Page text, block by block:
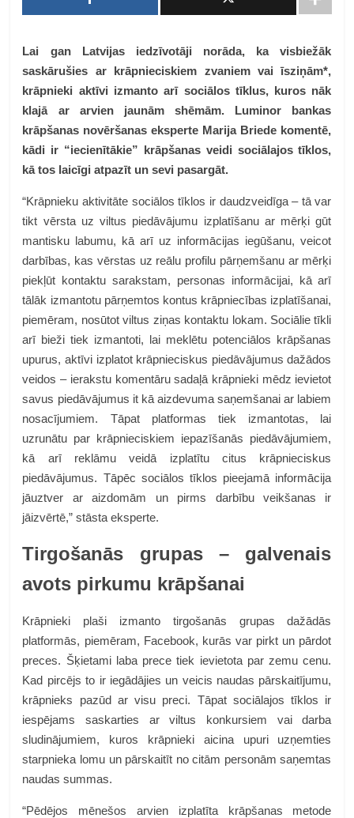
Lai gan Latvijas iedzīvotāji norāda, ka visbiežāk
saskārušies ar krāpnieciskiem zvaniem vai īsziņām*,
krāpnieki aktīvi izmanto arī sociālos tīklus, kuros nāk
klajā ar arvien jaunām shēmām. Luminor bankas
krāpšanas novēršanas eksperte Marija Briede komentē,
kādi ir “iecienītākie” krāpšanas veidi sociālajos tīklos,
kā tos laicīgi atpazīt un sevi pasargāt.
“Krāpnieku aktivitāte sociālos tīklos ir daudzveidīga – tā var
tikt vērsta uz viltus piedāvājumu izplatīšanu ar mērķi gūt
mantisku labumu, kā arī uz informācijas iegūšanu, veicot
darbības, kas vērstas uz reālu profilu pārņemšanu ar mērķi
piekļūt kontaktu sarakstam, personas informācijai, kā arī
tālāk izmantotu pārņemtos kontus krāpniecības izplatīšanai,
piemēram, nosūtot viltus ziņas kontaktu lokam. Sociālie tīkli
arī bieži tiek izmantoti, lai meklētu potenciālos krāpšanas
upurus, aktīvi izplatot krāpnieciskus piedāvājumus dažādos
veidos – ierakstu komentāru sadaļā krāpnieki mēdz ievietot
savus piedāvājumus it kā aizdevuma saņemšanai ar labiem
nosacījumiem. Tāpat platformas tiek izmantotas, lai
uzrunātu par krāpnieciskiem iepazīšanās piedāvājumiem,
kā arī reklāmu veidā izplatītu citus krāpnieciskus
piedāvājumus. Tāpēc sociālos tīklos pieejamā informācija
jāuztver ar aizdomām un pirms darbību veikšanas ir
jāizvērtē,” stāsta eksperte.
Tirgošanās grupas – galvenais
avots pirkumu krāpšanai
Krāpnieki plaši izmanto tirgošanās grupas dažādās
platformās, piemēram, Facebook, kurās var pirkt un pārdot
preces. Šķietami laba prece tiek ievietota par zemu cenu.
Kad pircējs to ir iegādājies un veicis naudas pārskaitījumu,
krāpnieks pazūd ar visu preci. Tāpat sociālajos tīklos ir
iespējams saskarties ar viltus konkursiem vai darba
sludinājumiem, kuros krāpnieki aicina upuri uzņemties
starpnieka lomu un pārskaitīt no citām personām saņemtas
naudas summas.
“Pēdējos mēnešos arvien izplatīta krāpšanas metode